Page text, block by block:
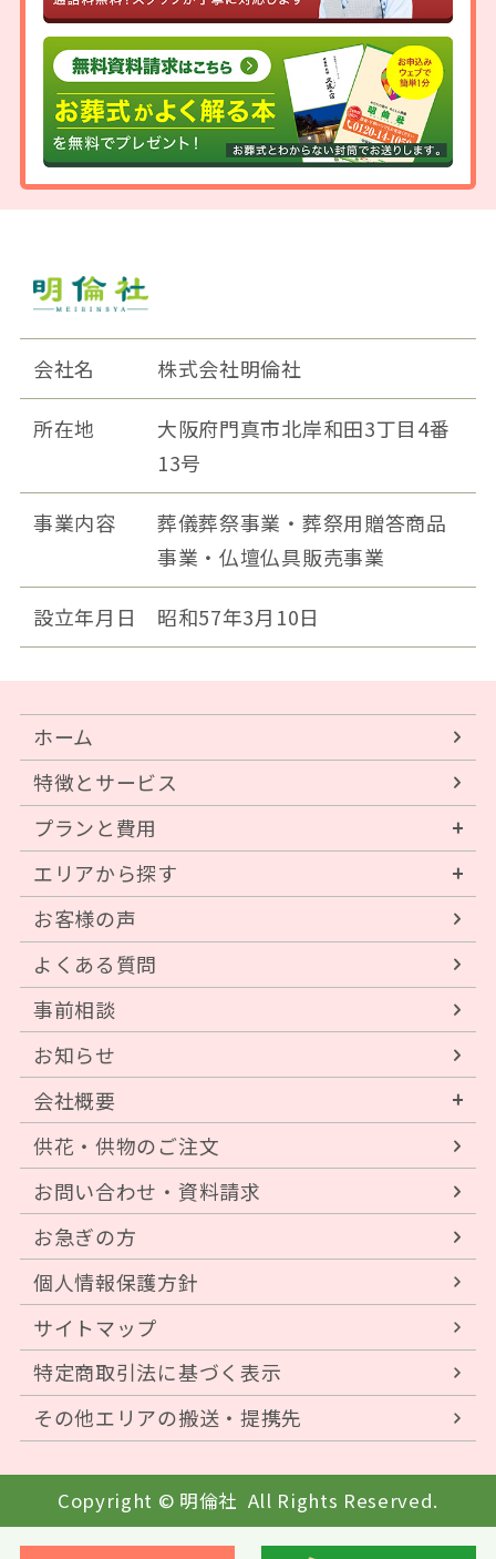
会社名 株式会社明倫社
所在地
大阪府門真市北岸和田3丁目4番
13号
事業内容
葬儀葬祭事業・葬祭用贈答商品
事業・仏壇仏具販売事業
設立年月日 昭和57年3月10日
ホーム
特徴とサービス
プランと費用
エリアから探す
お客様の声
よくある質問
事前相談
お知らせ
会社概要
供花・供物のご注文
お問い合わせ・資料請求
お急ぎの方
個人情報保護方針
サイトマップ
特定商取引法に基づく表示
その他エリアの搬送・提携先
Copyright © 明倫社 All Rights Reserved.